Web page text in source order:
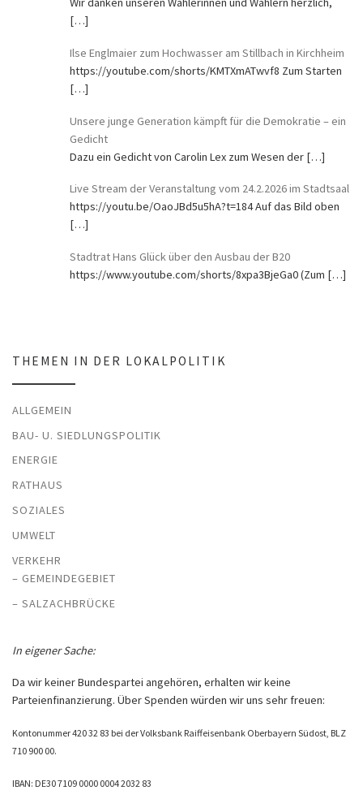
[…]
Ilse Englmaier zum Hochwasser am Stillbach in Kirchheim
https://youtube.com/shorts/KMTXmATwvf8 Zum Starten
[…]
Unsere junge Generation kämpft für die Demokratie – ein
Gedicht
Dazu ein Gedicht von Carolin Lex zum Wesen der […]
Live Stream der Veranstaltung vom 24.2.2026 im Stadtsaal
https://youtu.be/OaoJBd5u5hA?t=184 Auf das Bild oben
[…]
Stadtrat Hans Glück über den Ausbau der B20
https://www.youtube.com/shorts/8xpa3BjeGa0 (Zum […]
THEMEN IN DER LOKALPOLITIK
ALLGEMEIN
BAU- U. SIEDLUNGSPOLITIK
ENERGIE
RATHAUS
SOZIALES
UMWELT
VERKEHR
– GEMEINDEGEBIET
– SALZACHBRÜCKE
In eigener Sache:
Da wir keiner Bundespartei angehören, erhalten wir keine
Parteienfinanzierung. Über Spenden würden wir uns sehr freuen:
Kontonummer 420 32 83 bei der Volksbank Raiffeisenbank Oberbayern Südost, BLZ
710 900 00.
IBAN: DE30 7109 0000 0004 2032 83